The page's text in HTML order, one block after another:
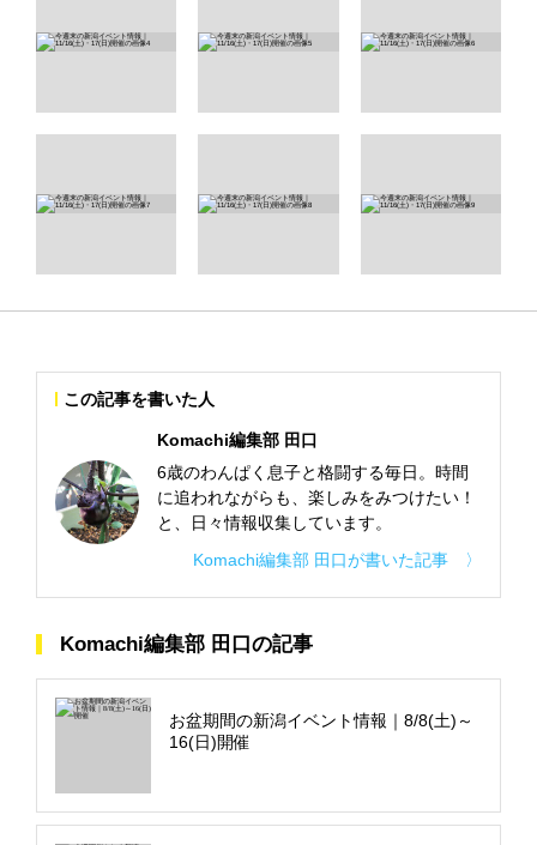
この記事を書いた人
Komachi編集部 田口
6歳のわんぱく息子と格闘する毎日。時間
に追われながらも、楽しみをみつけたい！
と、日々情報収集しています。
Komachi編集部 田口が書いた記事 〉
Komachi編集部 田口の記事
お盆期間の新潟イベント情報｜8/8(土)～
16(日)開催